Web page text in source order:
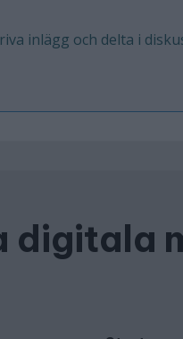
inlägg och delta i
digitala